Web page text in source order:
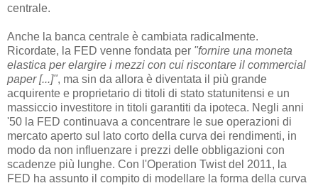
centrale.
Anche la banca centrale è cambiata radicalmente.
Ricordate, la FED venne fondata per "fornire una moneta
elastica per elargire i mezzi con cui riscontare il commercial
paper [...]", ma sin da allora è diventata il più grande
acquirente e proprietario di titoli di stato statunitensi e un
massiccio investitore in titoli garantiti da ipoteca. Negli anni
'50 la FED continuava a concentrare le sue operazioni di
mercato aperto sul lato corto della curva dei rendimenti, in
modo da non influenzare i prezzi delle obbligazioni con
scadenze più lunghe. Con l'Operation Twist del 2011, la
FED ha assunto il compito di modellare la forma della curva